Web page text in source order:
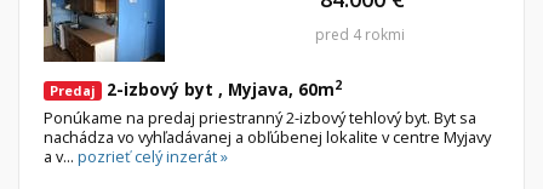
3-izbové
Pozemok
Stavebné pozemky
Bývanie a rekreácia
Predaj 2-izbový byt , Myjava, 60m2
Ponúkame na predaj priestranný 2-izbový tehlový byt. Byt sa
nachádza vo vyhľadávanej a obľúbenej lokalite v centre Myjavy
a v... pozrieť celý inzerát »
pred 4 rokmi